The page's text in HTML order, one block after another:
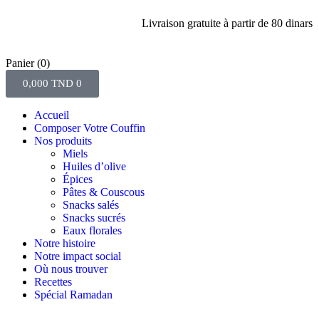
Livraison gratuite à partir de 80 dinars
Panier (0)
0,000 TND 0
Accueil
Composer Votre Couffin
Nos produits
Miels
Huiles d’olive
Épices
Pâtes & Couscous
Snacks salés
Snacks sucrés
Eaux florales
Notre histoire
Notre impact social
Où nous trouver
Recettes
Spécial Ramadan